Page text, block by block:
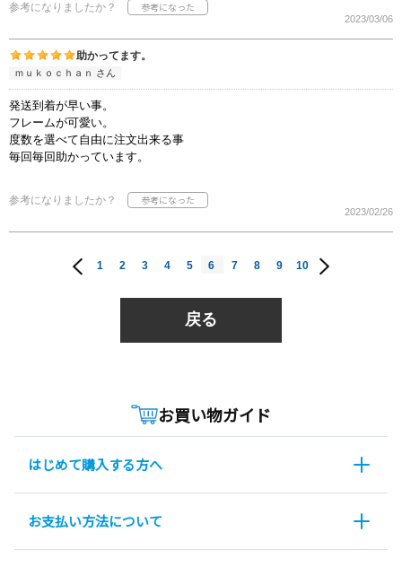
参考になりましたか？
2023/03/06
助かってます。
ｍｕｋｏｃｈａｎ さん
発送到着が早い事。
フレームが可愛い。
度数を選べて自由に注文出来る事
毎回毎回助かっています。
参考になりましたか？
2023/02/26
1 2 3 4 5 6 7 8 9 10
戻る
お買い物ガイド
はじめて購入する方へ
お支払い方法について